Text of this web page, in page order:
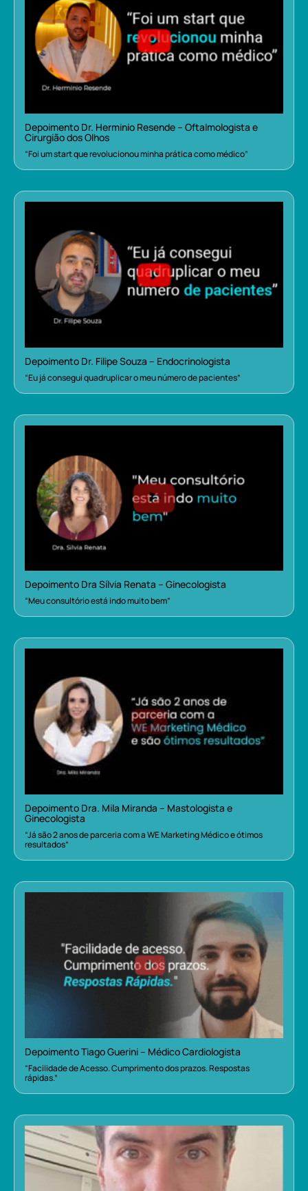
Depoimento Dr. Herminio Resende – Oftalmologista e
Cirurgião dos Olhos
“Foi um start que revolucionou minha prática como médico”
Depoimento Dr. Filipe Souza – Endocrinologista
“Eu já consegui quadruplicar o meu número de pacientes”
Depoimento Dra Sílvia Renata – Ginecologista
“Meu consultório está indo muito bem”
Depoimento Dra. Mila Miranda – Mastologista e
Ginecologista
“Já são 2 anos de parceria com a WE Marketing Médico e ótimos
resultados”
Depoimento Tiago Guerini – Médico Cardiologista
“Facilidade de Acesso. Cumprimento dos prazos. Respostas
rápidas.”